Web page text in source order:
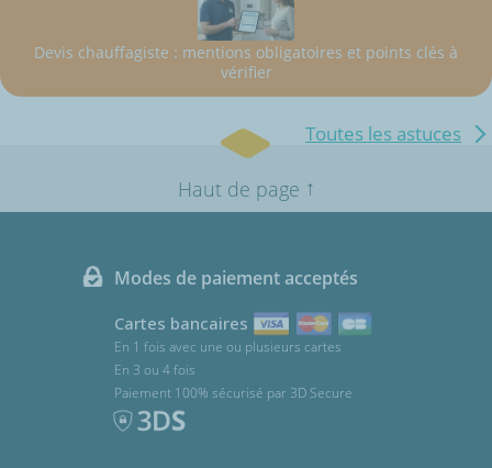
Devis chauffagiste : mentions obligatoires et points clés à
vérifier
Toutes les astuces
Haut de page ↑
Modes de paiement acceptés
Cartes bancaires
En 1 fois avec une ou plusieurs cartes
En 3 ou 4 fois
Paiement 100% sécurisé par 3D Secure